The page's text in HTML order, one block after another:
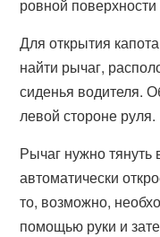
ровной
Для открытия
найти рычаг,
сиденья водителя.
левой стороне руля.
Рычаг нужно тянуть
автоматически
то, возможно,
помощью руки и